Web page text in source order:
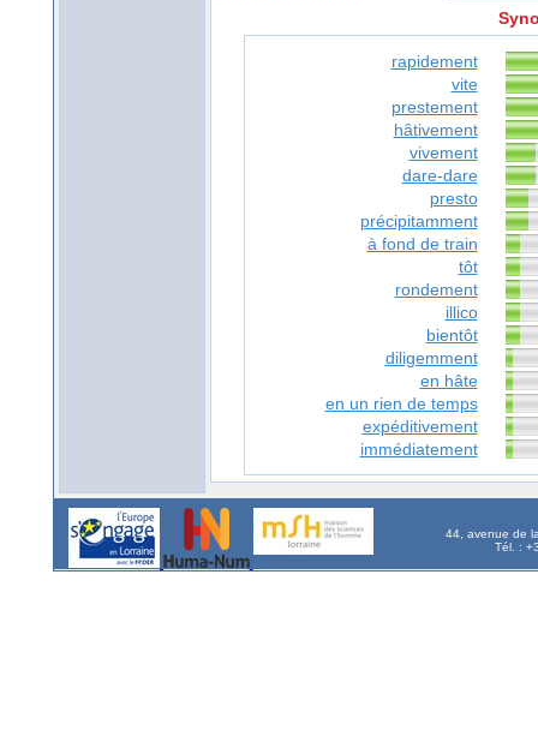
rapidement
vite
prestement
hâtivement
vivement
dare-dare
presto
précipitamment
à fond de train
tôt
rondement
illico
bientôt
diligemment
en hâte
en un rien de temps
expéditivement
immédiatement
44, avenue de
Tél. :